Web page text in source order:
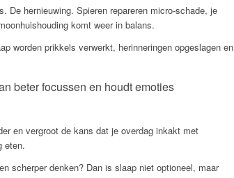
De hernieuwing. Spieren repareren micro-schade, je
komt weer in balans.
worden prikkels verwerkt, herinneringen opgeslagen en
beter focussen en houdt emoties
en vergroot de kans dat je overdag inkakt met
eten.
scherper denken? Dan is slaap niet optioneel, maar